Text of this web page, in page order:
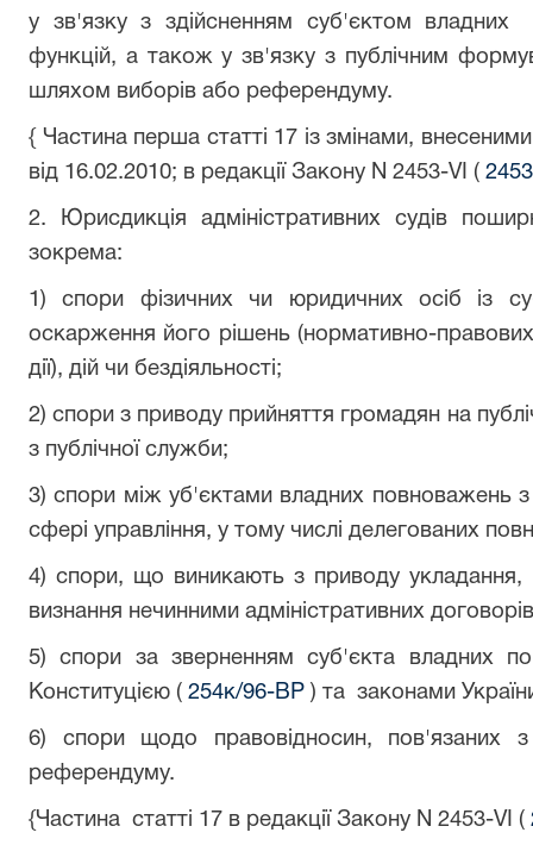
у зв'язку з здійсненням суб'єктом владних
функцій, а також у зв'язку з публічним
шляхом виборів або референдуму.
{ Частина перша статті 17 із змінами,
від 16.02.2010; в редакції Закону N 2453-VI (
2. Юрисдикція адміністративних судів
зокрема:
1) спори фізичних чи юридичних осіб із
оскарження його рішень (нормативно-правових
дії), дій чи бездіяльності;
2) спори з приводу прийняття громадян на
з публічної служби;
3) спори між уб'єктами владних повноважень з
сфері управління, у тому числі делегованих
4) спори, що виникають з приводу укладання,
визнання нечинними адміністративних
5) спори за зверненням суб'єкта владних
Конституцією ( 254к/96-ВР ) та законами
6) спори щодо правовідносин,
референдуму.
{Частина статті 17 в редакції Закону N 2453-VI (